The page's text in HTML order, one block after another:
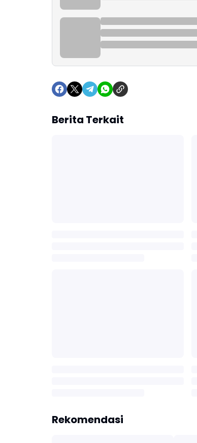
Berita Terkait
Rekomendasi